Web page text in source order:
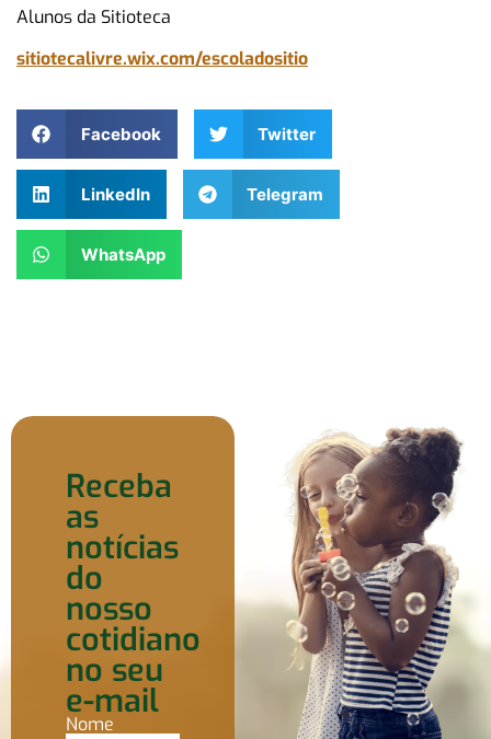
Alunos da Sitioteca
sitiotecalivre.wix.com/escoladositio
Facebook Twitter
LinkedIn Telegram
WhatsApp
Receba
as
notícias
do
nosso
cotidiano
no seu
e-mail
Nome